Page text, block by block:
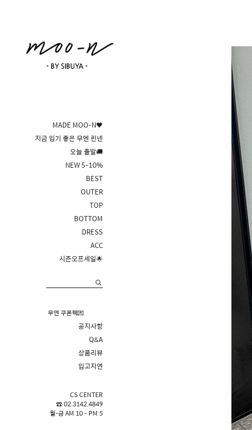
MADE MOO-N🖤
지금 입기 좋은 무엔 린넨
오늘 출발🚚
NEW 5-10%
BEST
OUTER
TOP
BOTTOM
DRESS
ACC
시즌오프세일🌟
무엔 쿠폰팩💌
공지사항
Q&A
상품리뷰
입고지연
CS CENTER
☎ 02.3142.4849
월-금 AM 10 - PM 5